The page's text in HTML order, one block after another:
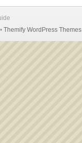
• Themify WordPress Themes